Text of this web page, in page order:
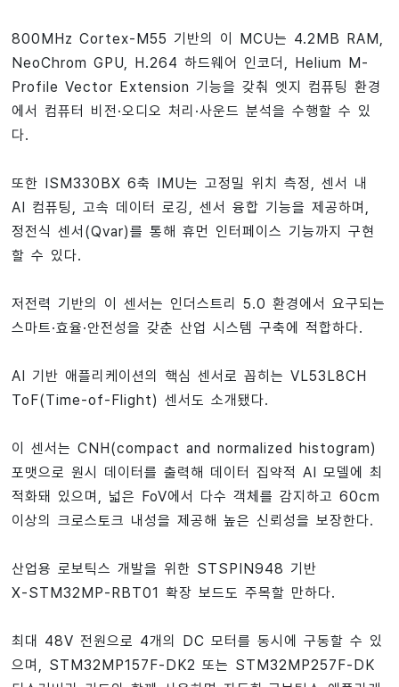
800MHz Cortex‑M55 기반의 이 MCU는 4.2MB RAM,
NeoChrom GPU, H.264 하드웨어 인코더, Helium M-
Profile Vector Extension 기능을 갖춰 엣지 컴퓨팅 환경
에서 컴퓨터 비전·오디오 처리·사운드 분석을 수행할 수 있
다.
또한 ISM330BX 6축 IMU는 고정밀 위치 측정, 센서 내
AI 컴퓨팅, 고속 데이터 로깅, 센서 융합 기능을 제공하며,
정전식 센서(Qvar)를 통해 휴먼 인터페이스 기능까지 구현
할 수 있다.
저전력 기반의 이 센서는 인더스트리 5.0 환경에서 요구되는
스마트·효율·안전성을 갖춘 산업 시스템 구축에 적합하다.
AI 기반 애플리케이션의 핵심 센서로 꼽히는 VL53L8CH
ToF(Time-of-Flight) 센서도 소개됐다.
이 센서는 CNH(compact and normalized histogram)
포맷으로 원시 데이터를 출력해 데이터 집약적 AI 모델에 최
적화돼 있으며, 넓은 FoV에서 다수 객체를 감지하고 60cm
이상의 크로스토크 내성을 제공해 높은 신뢰성을 보장한다.
산업용 로보틱스 개발을 위한 STSPIN948 기반
X‑STM32MP‑RBT01 확장 보드도 주목할 만하다.
최대 48V 전원으로 4개의 DC 모터를 동시에 구동할 수 있
으며, STM32MP157F‑DK2 또는 STM32MP257F‑DK